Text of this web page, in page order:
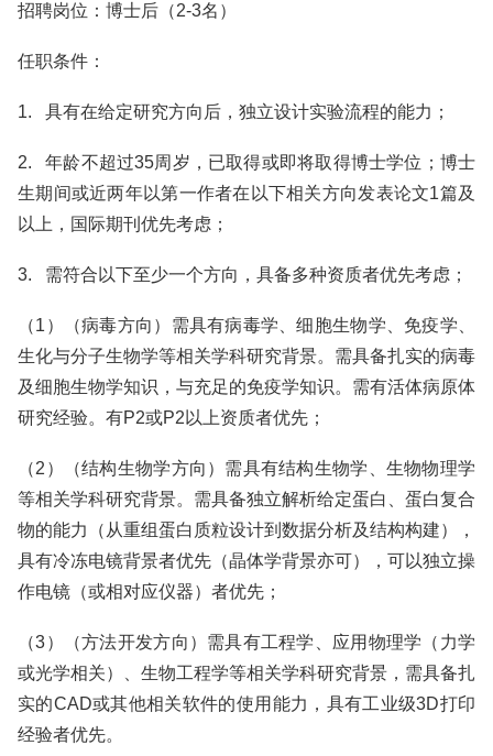
招聘岗位：博士后（2-3名）
任职条件：
1. 具有在给定研究方向后，独立设计实验流程的能力；
2. 年龄不超过35周岁，已取得或即将取得博士学位；博士
生期间或近两年以第一作者在以下相关方向发表论文1篇及
以上，国际期刊优先考虑；
3. 需符合以下至少一个方向，具备多种资质者优先考虑；
（1）（病毒方向）需具有病毒学、细胞生物学、免疫学、
生化与分子生物学等相关学科研究背景。需具备扎实的病毒
及细胞生物学知识，与充足的免疫学知识。需有活体病原体
研究经验。有P2或P2以上资质者优先；
（2）（结构生物学方向）需具有结构生物学、生物物理学
等相关学科研究背景。需具备独立解析给定蛋白、蛋白复合
物的能力（从重组蛋白质粒设计到数据分析及结构构建），
具有冷冻电镜背景者优先（晶体学背景亦可），可以独立操
作电镜（或相对应仪器）者优先；
（3）（方法开发方向）需具有工程学、应用物理学（力学
或光学相关）、生物工程学等相关学科研究背景，需具备扎
实的CAD或其他相关软件的使用能力，具有工业级3D打印
经验者优先。